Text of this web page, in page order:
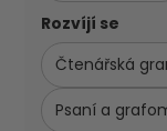
Rozvíjí se
Čtenářská
Psaní a